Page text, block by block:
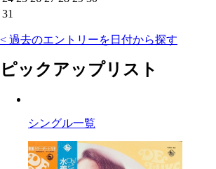
31
< 過去のエントリーを日付から探す
ピックアップリスト
シングル一覧